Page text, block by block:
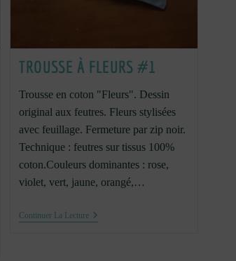
TROUSSE À FLEURS #1
Trousse en coton "Fleurs". Dessin
original aux feutres. Fleurs stylisées
avec feuillage. Fermeture par zip noir.
Technique : feutres sur tissus 100%
coton.Couleurs dominantes : rose,
violet, vert, jaune, orangé,…
Continuer La LectureTrousse
À